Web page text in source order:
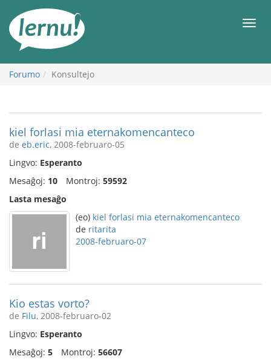
enhavo
Forumo Konsultejo
kiel forlasi mia eternakomencanteco
de eb.eric, 2008-februaro-05
Lingvo: Esperanto
Mesaĝoj: 10 Montroj: 59592
Lasta mesaĝo
(eo) kiel forlasi mia eternakomencanteco
de ritarita
2008-februaro-07
Kio estas vorto?
de Filu, 2008-februaro-02
Lingvo: Esperanto
Mesaĝoj: 5 Montroj: 56607